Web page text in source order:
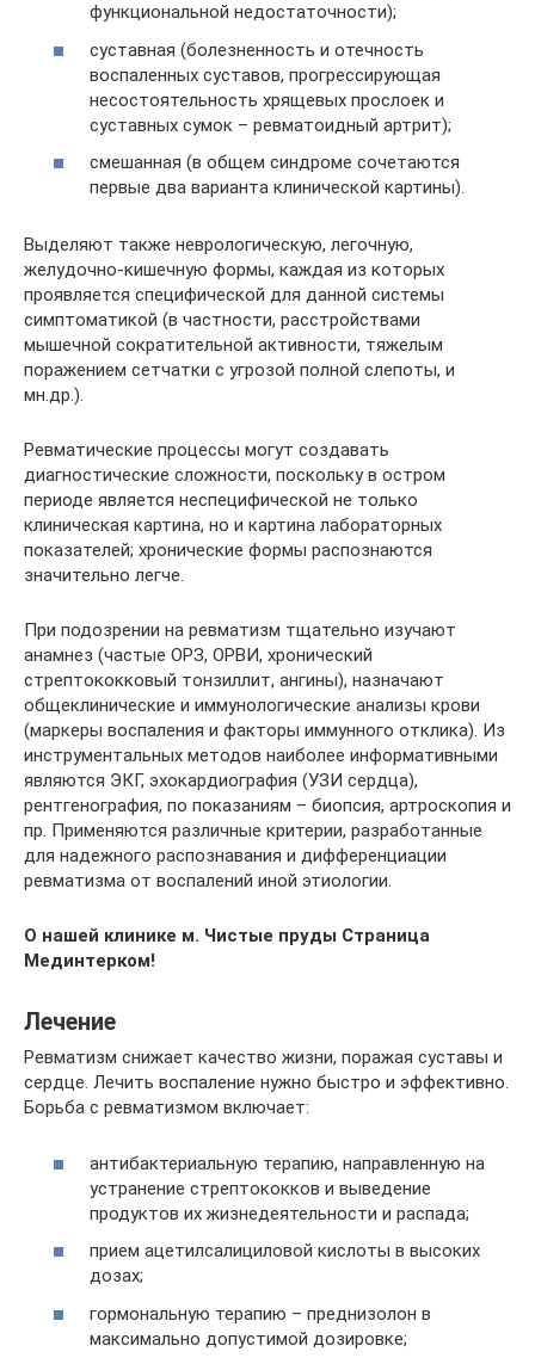
функциональной недостаточности);
суставная (болезненность и отечность
воспаленных суставов, прогрессирующая
несостоятельность хрящевых прослоек и
суставных сумок – ревматоидный артрит);
смешанная (в общем синдроме сочетаются
первые два варианта клинической картины).
Выделяют также неврологическую, легочную,
желудочно-кишечную формы, каждая из которых
проявляется специфической для данной системы
симптоматикой (в частности, расстройствами
мышечной сократительной активности, тяжелым
поражением сетчатки с угрозой полной слепоты, и
мн.др.).
Ревматические процессы могут создавать
диагностические сложности, поскольку в остром
периоде является неспецифической не только
клиническая картина, но и картина лабораторных
показателей; хронические формы распознаются
значительно легче.
При подозрении на ревматизм тщательно изучают
анамнез (частые ОРЗ, ОРВИ, хронический
стрептококковый тонзиллит, ангины), назначают
общеклинические и иммунологические анализы крови
(маркеры воспаления и факторы иммунного отклика). Из
инструментальных методов наиболее информативными
являются ЭКГ, эхокардиография (УЗИ сердца),
рентгенография, по показаниям – биопсия, артроскопия и
пр. Применяются различные критерии, разработанные
для надежного распознавания и дифференциации
ревматизма от воспалений иной этиологии.
О нашей клинике м. Чистые пруды Страница
Мединтерком!
Лечение
Ревматизм снижает качество жизни, поражая суставы и
сердце. Лечить воспаление нужно быстро и эффективно.
Борьба с ревматизмом включает:
антибактериальную терапию, направленную на
устранение стрептококков и выведение
продуктов их жизнедеятельности и распада;
прием ацетилсалициловой кислоты в высоких
дозах;
гормональную терапию – преднизолон в
максимально допустимой дозировке;